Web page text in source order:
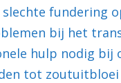
fundering
bij het
hulp nodig bij
tot zoutuitbloei